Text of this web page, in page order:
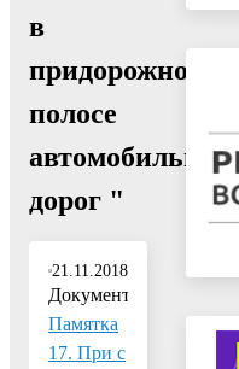
в
придорожной
полосе
автомобильных
дорог "
21.11.2018
Документ:
Памятка
17. При с